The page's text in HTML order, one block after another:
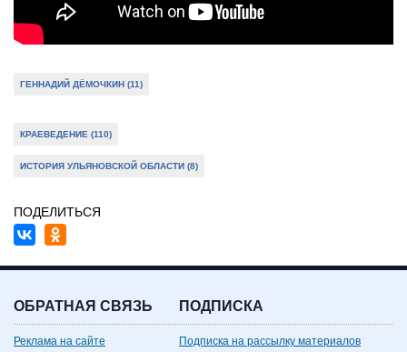
ГЕННАДИЙ ДЁМОЧКИН (11)
КРАЕВЕДЕНИЕ (110)
ИСТОРИЯ УЛЬЯНОВСКОЙ ОБЛАСТИ (8)
ПОДЕЛИТЬСЯ
ОБРАТНАЯ СВЯЗЬ
Реклама на сайте
ПОДПИСКА
Подписка на рассылку материалов